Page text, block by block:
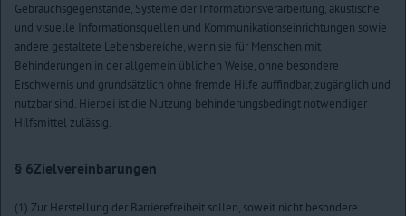
Gebrauchsgegenstände, Systeme der Informationsverarbeitung, akustische
und visuelle Informationsquellen und Kommunikationseinrichtungen sowie
andere gestaltete Lebensbereiche, wenn sie für Menschen mit
Behinderungen in der allgemein üblichen Weise, ohne besondere
Erschwernis und grundsätzlich ohne fremde Hilfe auffindbar, zugänglich und
nutzbar sind. Hierbei ist die Nutzung behinderungsbedingt notwendiger
Hilfsmittel zulässig.
§ 6Zielvereinbarungen
(1) Zur Herstellung der Barrierefreiheit sollen, soweit nicht besondere